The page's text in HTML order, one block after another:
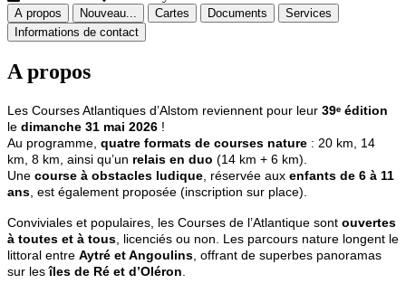
A propos Nouveau... Cartes Documents
Services
Informations de contact
A propos
Les Courses Atlantiques d’Alstom reviennent pour leur 39ᵉ édition
le dimanche 31 mai 2026 !
Au programme, quatre formats de courses nature : 20 km, 14
km, 8 km, ainsi qu’un relais en duo (14 km + 6 km).
Une course à obstacles ludique , réservée aux enfants de 6 à 11
ans , est également proposée (inscription sur place).
Conviviales et populaires, les Courses de l’Atlantique sont ouvertes
à toutes et à tous , licenciés ou non. Les parcours nature longent le
littoral entre Aytré et Angoulins , offrant de superbes panoramas
sur lesîles de Ré et d’Oléron